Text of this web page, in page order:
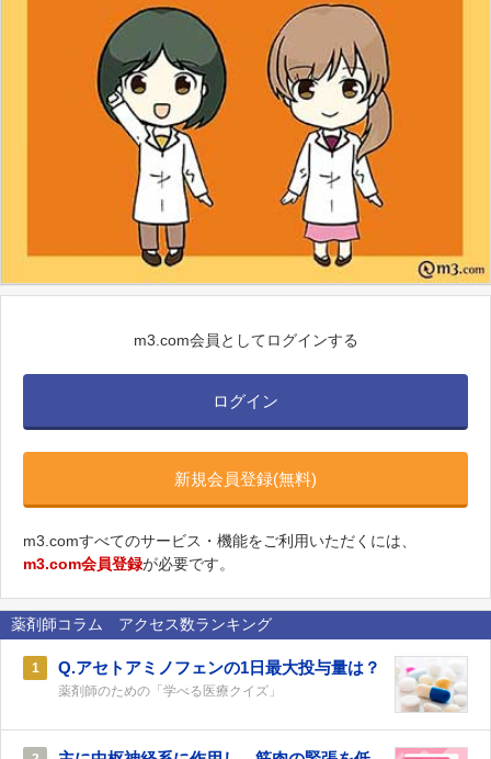
m3.com会員としてログインする
ログイン
新規会員登録(無料)
m3.comすべてのサービス・機能をご利用いただくには、
m3.com会員登録が必要です。
薬剤師コラム アクセス数ランキング
1 Q.アセトアミノフェンの1日最大投与量は？
薬剤師のための「学べる医療クイズ」